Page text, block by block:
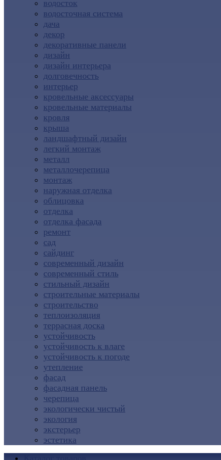
водосток
водосточная система
дача
декор
декоративные панели
дизайн
дизайн интерьера
долговечность
интерьер
кровельные аксессуары
кровельные материалы
кровля
крыша
ландшафтный дизайн
легкий монтаж
металл
металлочерепица
монтаж
наружная отделка
облицовка
отделка
отделка фасада
ремонт
сад
сайдинг
современный дизайн
современный стиль
стильный дизайн
строительные материалы
строительство
теплоизоляция
террасная доска
устойчивость
устойчивость к влаге
устойчивость к погоде
утепление
фасад
фасадная панель
черепица
экологически чистый
экология
экстерьер
эстетика